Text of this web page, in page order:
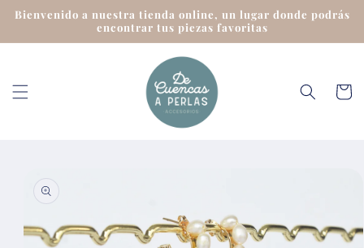
directamente
Bienvenido a nuestra tienda online, un lugar donde podrás
encontrar tus piezas favoritas
Carrito
información